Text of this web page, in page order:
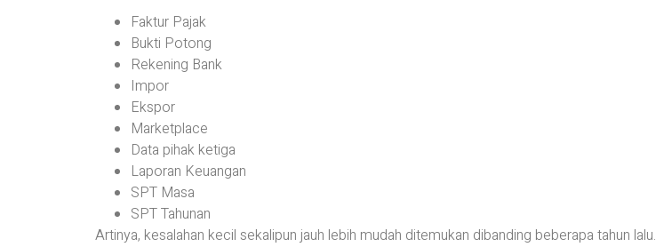
Faktur Pajak
Bukti Potong
Rekening Bank
Impor
Ekspor
Marketplace
Data pihak ketiga
Laporan Keuangan
SPT Masa
SPT Tahunan
Artinya, kesalahan kecil sekalipun jauh lebih mudah ditemukan dibanding beberapa tahun lalu.